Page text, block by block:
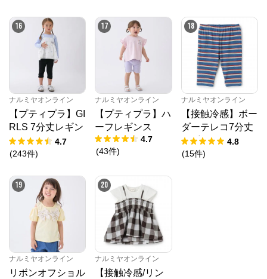
16
ナルミヤオンライン
【プティプラ】GI
RLS 7分丈レギン
ス
4.7
(243件)
17
ナルミヤオンライン
【プティプラ】ハ
ーフレギンス
4.7
(43件)
18
ナルミヤオンライン
【接触冷感】ボー
ダーテレコ7分丈
レギンス
4.8
(15件)
19
ナルミヤオンライン
リボンオフショル
20
ナルミヤオンライン
【接触冷感/リン